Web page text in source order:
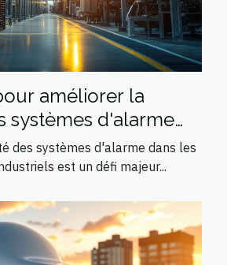
améliorer la
systèmes d'alarme
des systèmes d'alarme dans les
est un défi majeur...